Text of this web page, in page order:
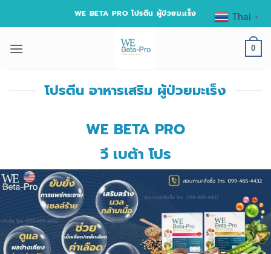
เนื้อหา
WE BETA PRO โปรตีน ผู้ป่วยมะเร็ง
0
โปรตีน อาหารเสริม ผู้ป่วยมะเร็ง
WE BETA PRO
วี เบต้า โปร
Thai ▼